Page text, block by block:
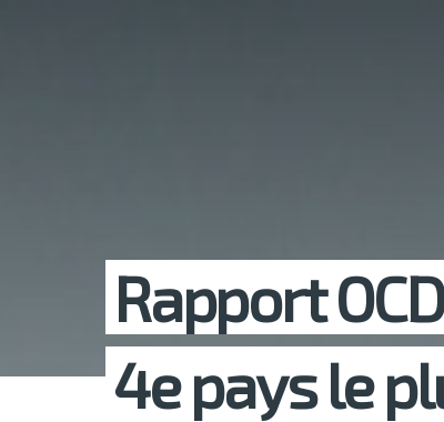
Rapport
4e pays le